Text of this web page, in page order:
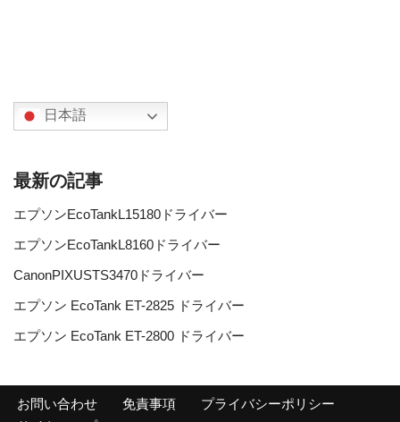
日本語
最新の記事
エプソンEcoTankL15180ドライバー
エプソンEcoTankL8160ドライバー
CanonPIXUSTS3470ドライバー
エプソン EcoTank ET-2825 ドライバー
エプソン EcoTank ET-2800 ドライバー
お問い合わせ 免責事項
プライバシーポリシー